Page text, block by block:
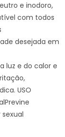
e inodoro,
com todos
desejada em
luz e do calor e
USO